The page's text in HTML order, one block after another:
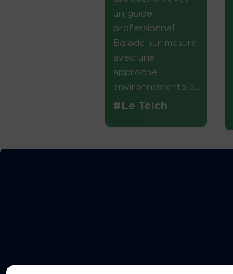
un guide
professionnel.
Balade sur mesure
avec une
approche
environnementale....
#Le Teich